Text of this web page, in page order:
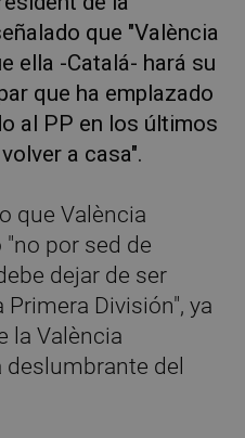
que "València
ella -Catalá- hará su
que ha emplazado
al PP en los últimos
a casa".
que València
por sed de
dejar de ser
División", ya
la València
deslumbrante del